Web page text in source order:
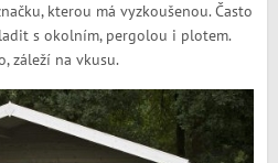
kterou má vyzkoušenou. Často
s okolním, pergolou i plotem.
záleží na vkusu.